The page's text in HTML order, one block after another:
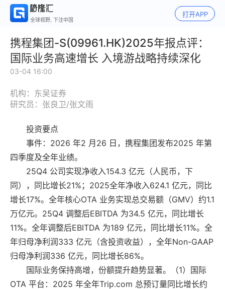
全球视野, 下注中国
打开APP
携程集团-S(09961.HK)2025年报点评：
国际业务高速增长 入境游战略持续深化
03-04 16:00
机构：东吴证券
研究员：张良卫/张文雨
投资要点
事件：2026 年2 月26 日，携程集团发布2025 年第
四季度及全年业绩。
25Q4 公司实现净收入154.3 亿元（人民币，下
同），同比增长21%；2025全年净收入624.1 亿元，同比
增长17%。全年核心OTA 业务实现总交易额（GMV）约1.1
万亿元。25Q4 调整后EBITDA 为34.5 亿元，同比增长
11%。全年调整后EBITDA 为189 亿元，同比增长11%。全
年归母净利润333 亿元（含投资收益），全年Non-GAAP
归母净利润336 亿元，同比增长86%。
国际业务保持高增，份额提升趋势显著。（1）国际
OTA 平台：2025 年全年Trip.com 总预订量同比增长约